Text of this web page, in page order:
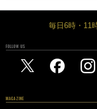
毎日6時・11
FOLLOW US
MAGAZINE